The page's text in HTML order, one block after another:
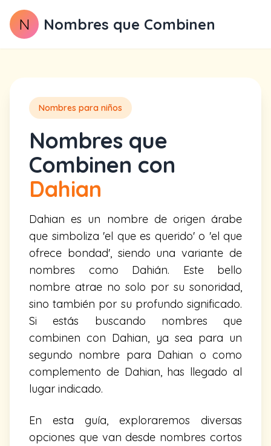
N Nombres que Combinen
Nombres para niños
Nombres que
Combinen con
Dahian
Dahian es un nombre de origen árabe
que simboliza 'el que es querido' o 'el que
ofrece bondad', siendo una variante de
nombres como Dahián. Este bello
nombre atrae no solo por su sonoridad,
sino también por su profundo significado.
Si estás buscando nombres que
combinen con Dahian, ya sea para un
segundo nombre para Dahian o como
complemento de Dahian, has llegado al
lugar indicado.
En esta guía, exploraremos diversas
opciones que van desde nombres cortos